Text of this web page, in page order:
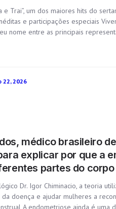
e Trai”, um dos maiores hits do
e participações especiais
nome entre as principais
22, 2026
médico brasileiro
explicar por que a
partes do corpo
Dr. Igor Chiminacio, a teoria
doença e ajudar mulheres a
A endometriose ainda é uma